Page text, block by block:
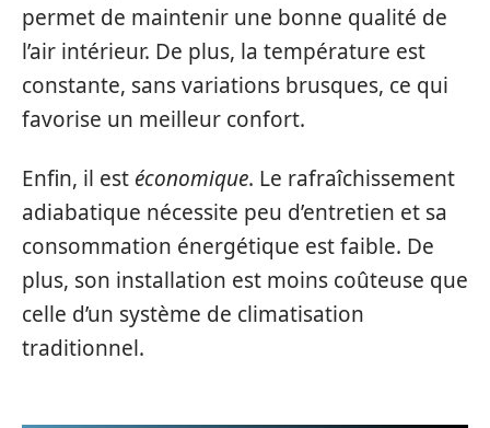
permet de maintenir une bonne qualité de
l’air intérieur. De plus, la température est
constante, sans variations brusques, ce qui
favorise un meilleur confort.
Enfin, il est économique. Le rafraîchissement
adiabatique nécessite peu d’entretien et sa
consommation énergétique est faible. De
plus, son installation est moins coûteuse que
celle d’un système de climatisation
traditionnel.